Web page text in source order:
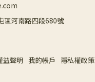
區河南路四段680號
益聲明 我的帳戶 隱私權政策